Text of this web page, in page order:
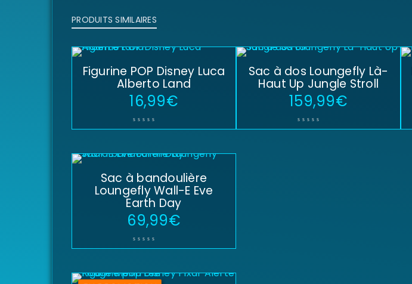
PRODUITS SIMILAIRES
Figurine POP Disney Luca
Alberto Land
16,99€
Sac à dos Loungefly Là-
Haut Up Jungle Stroll
159,99€
Sac à bandoulière
Loungefly Wall-E Eve
Earth Day
69,99€